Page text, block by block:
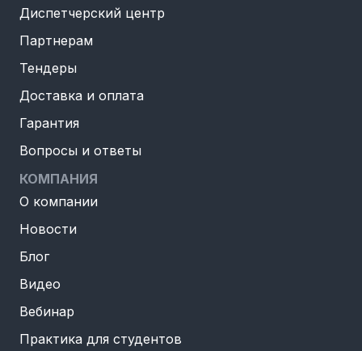
Диспетчерский центр
Партнерам
Тендеры
Доставка и оплата
Гарантия
Вопросы и ответы
КОМПАНИЯ
О компании
Новости
Блог
Видео
Вебинар
Практика для студентов